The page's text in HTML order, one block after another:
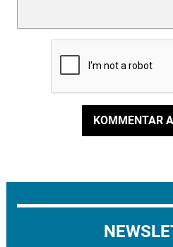
KOMMENTAR